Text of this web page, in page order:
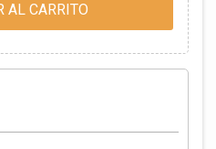
AL CARRITO